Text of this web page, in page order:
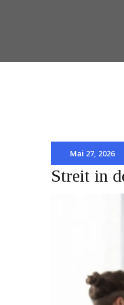
Mai 27, 2026
Streit in